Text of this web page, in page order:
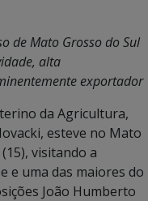
de Mato Grosso do Sul
alta
exportador
da Agricultura,
esteve no Mato
visitando a
e uma das maiores do
João Humberto